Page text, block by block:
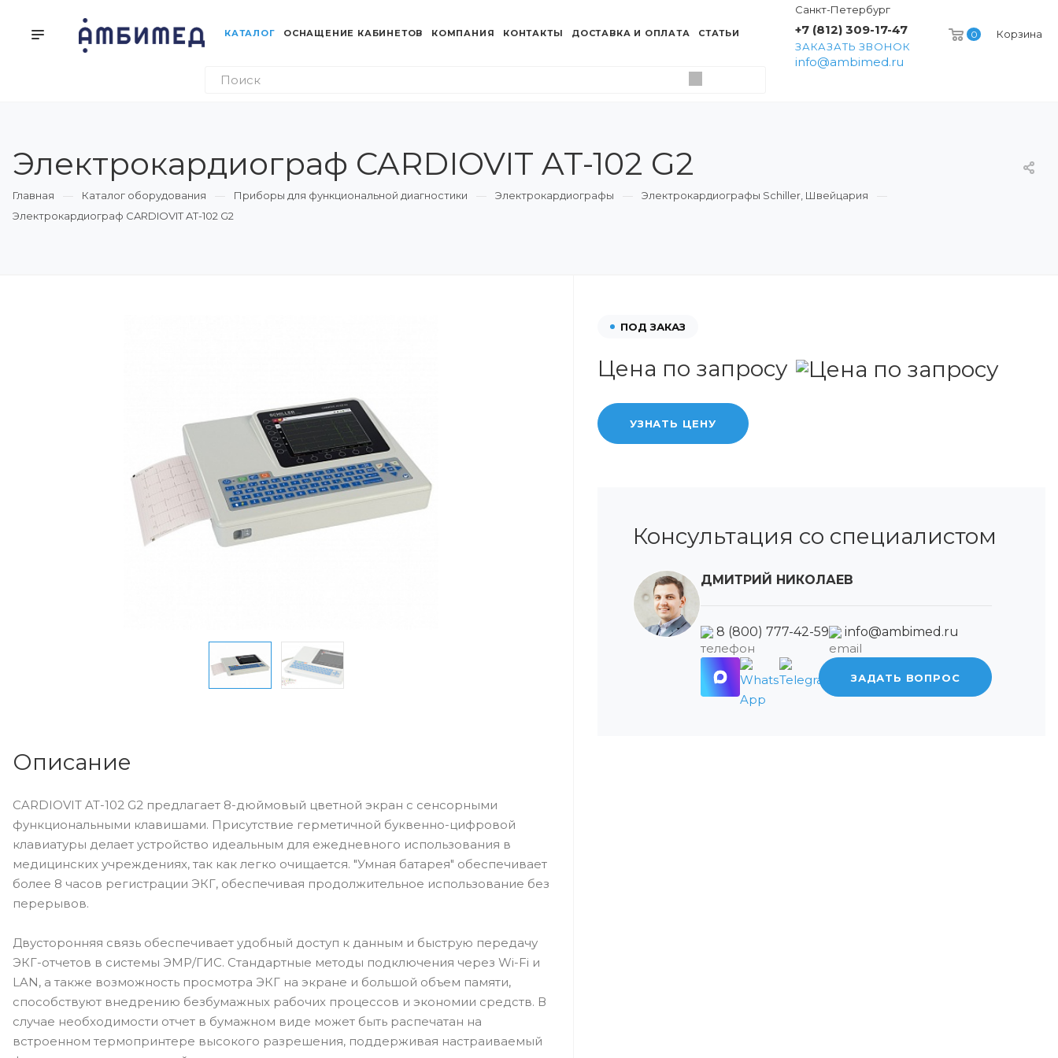
0 Корзина
Санкт-Петербург
+7 (812) 309-17-47
ЗАКАЗАТЬ ЗВОНОК
info@ambimed.ru
КАТАЛОГ ОСНАЩЕНИЕ КАБИНЕТОВ КОМПАНИЯ КОНТАКТЫ ДОСТАВКА И ОПЛАТА СТАТЬИ
Электрокардиограф CARDIOVIT AT-102 G2
Главная Каталог оборудования Приборы для функциональной диагностики Электрокардиографы
Электрокардиографы Schiller, Швейцария
Электрокардиограф CARDIOVIT AT-102 G2
ПОД ЗАКАЗ
Цена по запросу
УЗНАТЬ ЦЕНУ
Консультация со специалистом
ДМИТРИЙ НИКОЛАЕВ
8 (800) 777-42-59 info@ambimed.ru
ЗАДАТЬ ВОПРОС
Описание
CARDIOVIT AT-102 G2 предлагает 8-дюймовый цветной экран с сенсорными
функциональными клавишами. Присутствие герметичной буквенно-цифровой
клавиатуры делает устройство идеальным для ежедневного использования в
медицинских учреждениях, так как легко очищается. "Умная батарея" обеспечивает
более 8 часов регистрации ЭКГ, обеспечивая продолжительное использование без
перерывов.
Двусторонняя связь обеспечивает удобный доступ к данным и быструю передачу
ЭКГ-отчетов в системы ЭМР/ГИС. Стандартные методы подключения через Wi-Fi и
LAN, а также возможность просмотра ЭКГ на экране и большой объем памяти,
способствуют внедрению безбумажных рабочих процессов и экономии средств. В
случае необходимости отчет в бумажном виде может быть распечатан на
встроенном термопринтере высокого разрешения, поддерживая настраиваемый